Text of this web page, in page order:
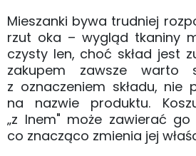
Mieszanki bywa trudniej
rzut oka – wygląd tkaniny
czysty len, choć skład jest
zakupem zawsze warto
z oznaczeniem składu, nie
na nazwie produktu.
„z lnem" może zawierać go
co znacząco zmienia jej